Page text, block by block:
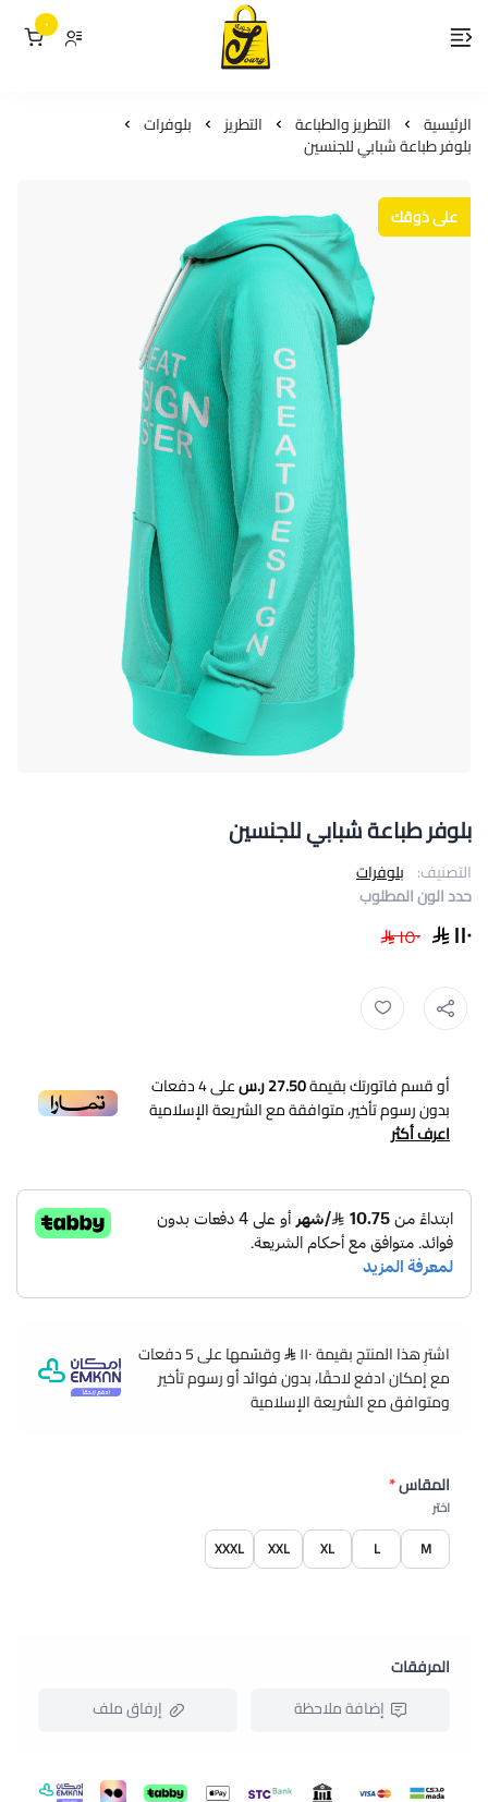
لمسات جوري
٠
الرئيسية التطريز والطباعة التطريز بلوفرات
بلوفر طباعة شبابي للجنسين
على ذوقك
بلوفر طباعة شبابي للجنسين
التصنيف: بلوفرات
حدد الون المطلوب
١١٠ ١٥٠
أو قسم فاتورتك بقيمة27.50 ر.س على4دفعات
بدون رسوم تأخير، متوافقة مع الشريعة الإسلامية
اعرف أكثر
اشترِ هذا المنتج بقيمة ١١٠
وقسّمها على 5 دفعات
مع إمكان ادفع لاحقًا، بدون فوائد أو رسوم تأخير
ومتوافق مع الشريعة الإسلامية
المقاس*
اختر
M
L
XL
XXL
XXXL
المرفقات
إضافة ملاحظة
إرفاق ملف